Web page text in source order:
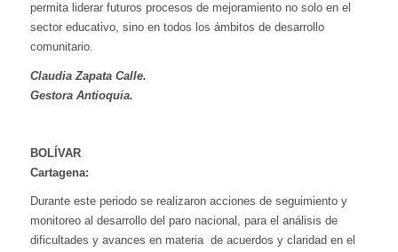
permita liderar futuros procesos de mejoramiento no solo en el
sector educativo, sino en todos los ámbitos de desarrollo
comunitario.
Claudia Zapata Calle.
Gestora Antioquia.
BOLÍVAR
Cartagena:
Durante este periodo se realizaron acciones de seguimiento y
monitoreo al desarrollo del paro nacional, para el análisis de
dificultades y avances en materia de acuerdos y claridad en el